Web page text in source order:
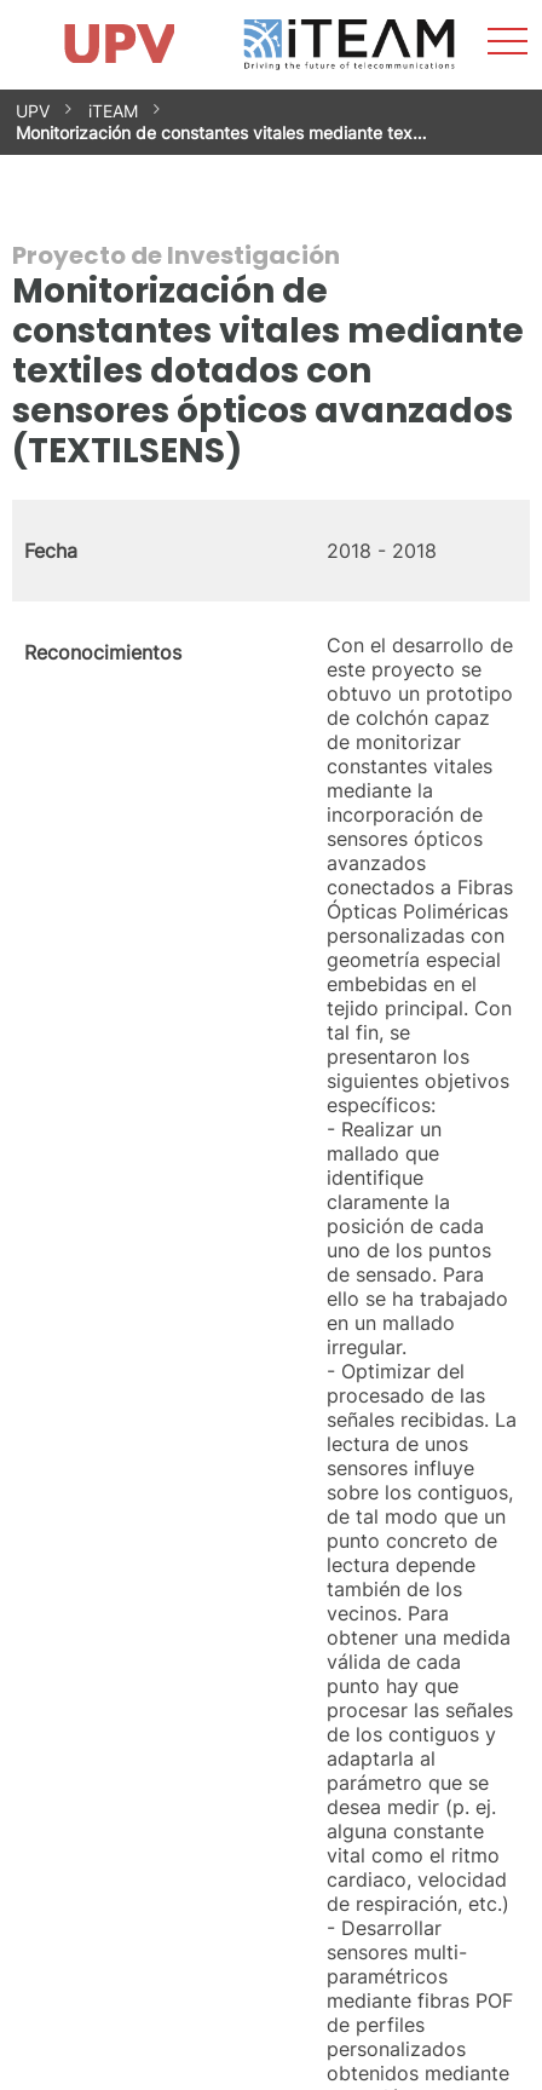
Saltar
contenido
Impacto
Grupos de investigación
Instalaciones
Spin-offs
Contacto
Prácticas
Noticias
Unidad de Igualdad
UPV
iTEAM
Monitorización de constantes vitales mediante tex…
Proyecto de Investigación
Monitorización de
constantes vitales mediante
textiles dotados con
sensores ópticos avanzados
(TEXTILSENS)
Fecha 2018 - 2018
Reconocimientos
Con el desarrollo de
este proyecto se
obtuvo un prototipo
de colchón capaz
de monitorizar
constantes vitales
mediante la
incorporación de
sensores ópticos
avanzados
conectados a Fibras
Ópticas Poliméricas
personalizadas con
geometría especial
embebidas en el
tejido principal. Con
tal fin, se
presentaron los
siguientes objetivos
específicos:
- Realizar un
mallado que
identifique
claramente la
posición de cada
uno de los puntos
de sensado. Para
ello se ha trabajado
en un mallado
irregular.
- Optimizar del
procesado de las
señales recibidas. La
lectura de unos
sensores influye
sobre los contiguos,
de tal modo que un
punto concreto de
lectura depende
también de los
vecinos. Para
obtener una medida
válida de cada
punto hay que
procesar las señales
de los contiguos y
adaptarla al
parámetro que se
desea medir (p. ej.
alguna constante
vital como el ritmo
cardiaco, velocidad
de respiración, etc.)
- Desarrollar
sensores multi-
paramétricos
mediante fibras POF
de perfiles
personalizados
obtenidos mediante